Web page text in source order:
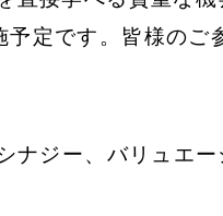
定です。皆様のご
ジー、バリュエー